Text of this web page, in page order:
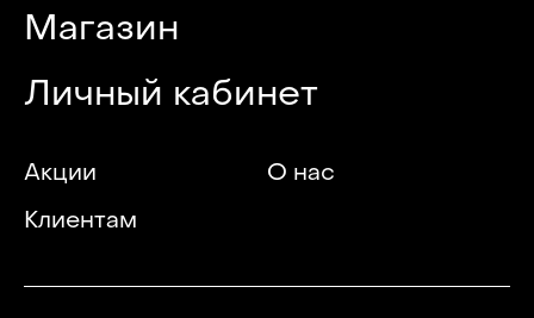
Личный кабинет
Магазин
Акции
О нас
Клиентам